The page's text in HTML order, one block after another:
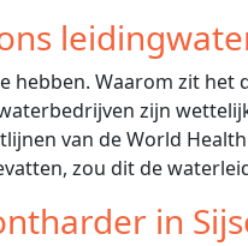
hebben. Waarom zit
zijn
van de World
zou dit de
in